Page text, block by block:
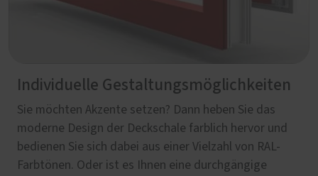
Individuelle Gestaltungsmöglichkeiten
Sie möchten Akzente setzen? Dann heben Sie das
moderne Design der Deckschale farblich hervor und
bedienen Sie sich dabei aus einer Vielzahl von RAL-
Farbtönen. Oder ist es Ihnen eine durchgängige